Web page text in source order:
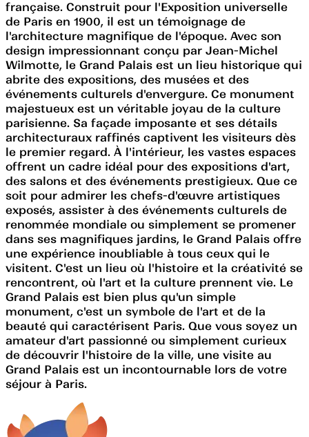
française. Construit pour l'Exposition universelle
de Paris en 1900, il est un témoignage de
l'architecture magnifique de l'époque. Avec son
design impressionnant conçu par Jean-Michel
Wilmotte, le Grand Palais est un lieu historique qui
abrite des expositions, des musées et des
événements culturels d'envergure. Ce monument
majestueux est un véritable joyau de la culture
parisienne. Sa façade imposante et ses détails
architecturaux raffinés captivent les visiteurs dès
le premier regard. À l'intérieur, les vastes espaces
offrent un cadre idéal pour des expositions d'art,
des salons et des événements prestigieux. Que ce
soit pour admirer les chefs-d'œuvre artistiques
exposés, assister à des événements culturels de
renommée mondiale ou simplement se promener
dans ses magnifiques jardins, le Grand Palais offre
une expérience inoubliable à tous ceux qui le
visitent. C'est un lieu où l'histoire et la créativité se
rencontrent, où l'art et la culture prennent vie. Le
Grand Palais est bien plus qu'un simple
monument, c'est un symbole de l'art et de la
beauté qui caractérisent Paris. Que vous soyez un
amateur d'art passionné ou simplement curieux
de découvrir l'histoire de la ville, une visite au
Grand Palais est un incontournable lors de votre
séjour à Paris.